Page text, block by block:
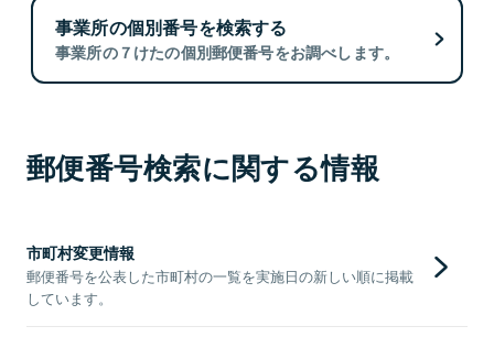
事業所の個別番号を検索する
事業所の７けたの個別郵便番号をお調べします。
郵便番号検索に関する情報
市町村変更情報
郵便番号を公表した市町村の一覧を実施日の新しい順に掲載
しています。